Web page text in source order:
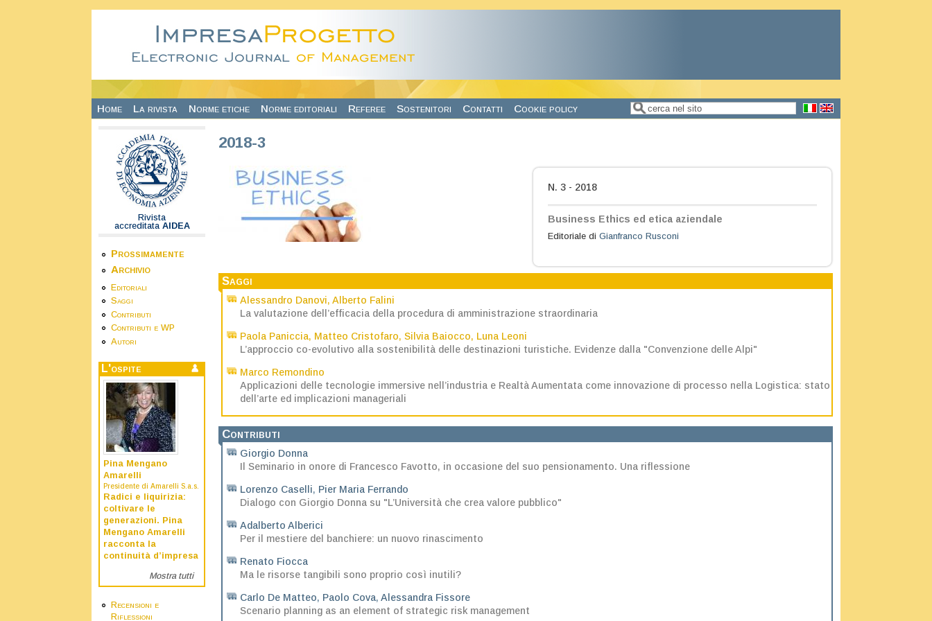
Home La rivista Norme etiche Norme editoriali Referee Sostenitori Contatti Cookie policy Form di ricerca
Cerca
Rivista
accreditata AIDEA
Prossimamente
Archivio
Editoriali
Saggi
Contributi
Contributi e WP
Autori
L'ospite
Pina Mengano
Amarelli
Presidente di Amarelli S.a.s.
Radici e liquirizia:
coltivare le
generazioni. Pina
Mengano Amarelli
racconta la
continuità d’impresa
Mostra tutti
Recensioni e
Riflessioni
2018-3
N. 3 - 2018
Business Ethics ed etica aziendale
Editoriale di Gianfranco Rusconi
Saggi
Alessandro Danovi, Alberto Falini
La valutazione dell’efficacia della procedura di amministrazione straordinaria
Paola Paniccia, Matteo Cristofaro, Silvia Baiocco, Luna Leoni
L’approccio co-evolutivo alla sostenibilità delle destinazioni turistiche. Evidenze dalla "Convenzione delle Alpi"
Marco Remondino
Applicazioni delle tecnologie immersive nell’industria e Realtà Aumentata come innovazione di processo nella Logistica: stato
dell’arte ed implicazioni manageriali
Contributi
Giorgio Donna
Il Seminario in onore di Francesco Favotto, in occasione del suo pensionamento. Una riflessione
Lorenzo Caselli, Pier Maria Ferrando
Dialogo con Giorgio Donna su "L’Università che crea valore pubblico"
Adalberto Alberici
Per il mestiere del banchiere: un nuovo rinascimento
Renato Fiocca
Ma le risorse tangibili sono proprio così inutili?
Carlo De Matteo, Paolo Cova, Alessandra Fissore
Scenario planning as an element of strategic risk management